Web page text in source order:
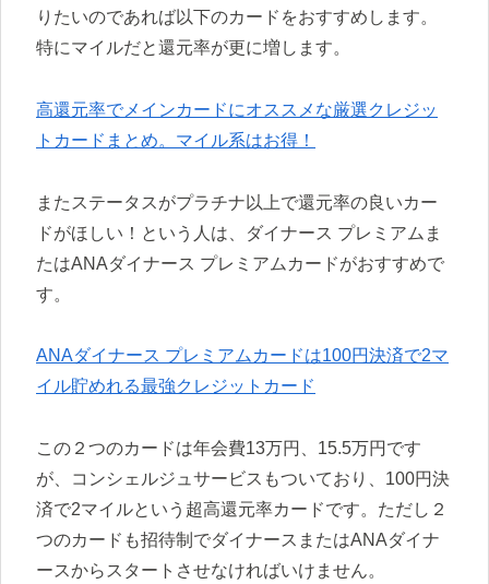
りたいのであれば以下のカードをおすすめします。
特にマイルだと還元率が更に増します。
高還元率でメインカードにオススメな厳選クレジッ
トカードまとめ。マイル系はお得！
またステータスがプラチナ以上で還元率の良いカー
ドがほしい！という人は、ダイナース プレミアムま
たはANAダイナース プレミアムカードがおすすめで
す。
ANAダイナース プレミアムカードは100円決済で2マ
イル貯めれる最強クレジットカード
この２つのカードは年会費13万円、15.5万円です
が、コンシェルジュサービスもついており、100円決
済で2マイルという超高還元率カードです。ただし２
つのカードも招待制でダイナースまたはANAダイナ
ースからスタートさせなければいけません。